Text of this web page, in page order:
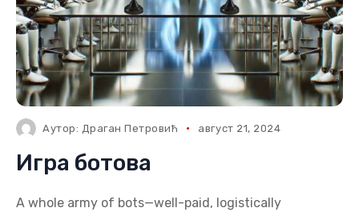
Аутор: Драган Петровић август 21, 2024
Игра ботова
A whole army of bots—well-paid, logistically